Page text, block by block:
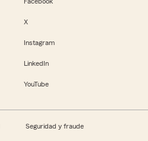
X
Instagram
LinkedIn
YouTube
Seguridad y fraude